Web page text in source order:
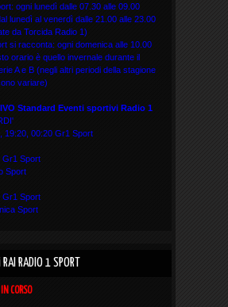
ogni lunedì dalle 07.30 alle 09.00
lunedì al venerdì dalle 21.00 alle 23.00
da Torcida Radio 1)
si racconta: ogni domenica alle 10.00
orario è quello invernale durante il
A e B (negli altri periodi della stagione
variare)
Standard Eventi sportivi Radio 1
19:20, 00:20 Gr1 Sport
Gr1 Sport
Sport
Gr1 Sport
Sport
RADIO 1 SPORT
CORSO